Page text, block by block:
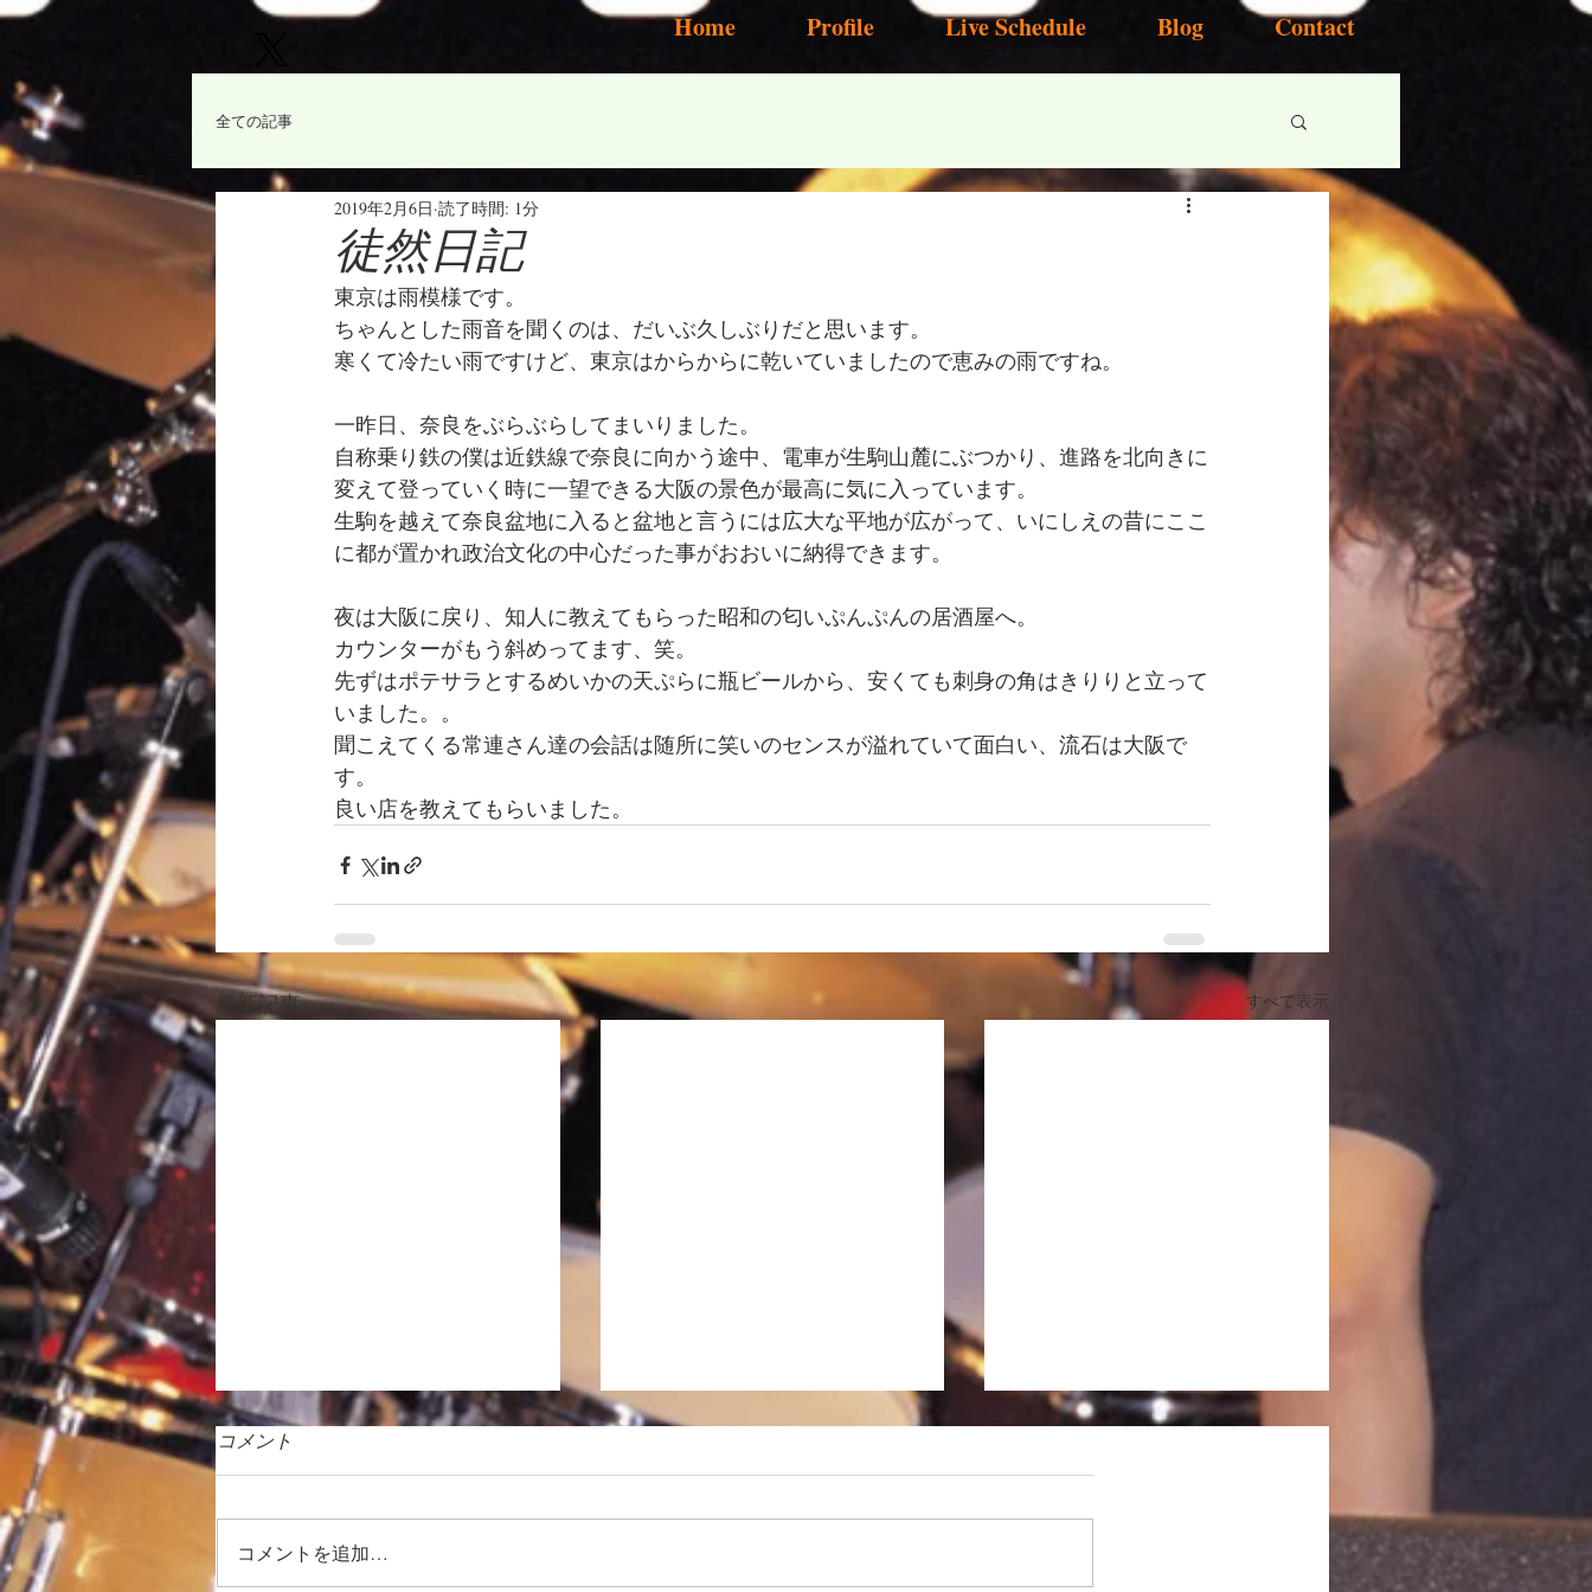
Home Profile Live Schedule Blog Contact
全ての記事
徒然日記
2019年2月6日 読了時間: 1分
東京は雨模様です。
ちゃんとした雨音を聞くのは、だいぶ久しぶりだと思います。
寒くて冷たい雨ですけど、東京はからからに乾いていましたので恵みの雨ですね。
一昨日、奈良をぶらぶらしてまいりました。
自称乗り鉄の僕は近鉄線で奈良に向かう途中、電車が生駒山麓にぶつかり、進路を北向きに
変えて登っていく時に一望できる大阪の景色が最高に気に入っています。
生駒を越えて奈良盆地に入ると盆地と言うには広大な平地が広がって、いにしえの昔にここ
に都が置かれ政治文化の中心だった事がおおいに納得できます。
夜は大阪に戻り、知人に教えてもらった昭和の匂いぷんぷんの居酒屋へ。
カウンターがもう斜めってます、笑。
先ずはポテサラとするめいかの天ぷらに瓶ビールから、安くても刺身の角はきりりと立って
いました。。
聞こえてくる常連さん達の会話は随所に笑いのセンスが溢れていて面白い、流石は大阪で
す。
良い店を教えてもらいました。
最新記事 すべて表示
徒然日記「長雨の候 2026」
私、昨日から大阪に入っていま
コメント
コメントを追加…